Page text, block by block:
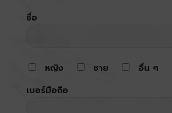
ชื่อ
หญิง ชาย
อื่น ๆ
เบอร์มือถือ